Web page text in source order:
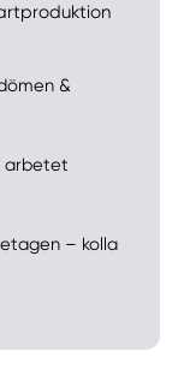
&
arbetet
– kolla